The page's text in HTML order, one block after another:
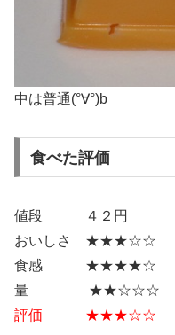
中は普通(°∀°)b
食べた評価
値段 ４２円
おいしさ ★★★☆☆
食感 ★★★★☆
量 ★★☆☆☆
評価 ★★★☆☆